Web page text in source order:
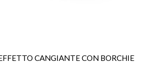
CANGIANTE CON BORCHIE